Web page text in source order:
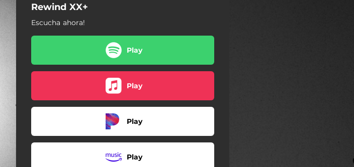
Rewind XX+
Escucha ahora!
Play
Play
Play
Play